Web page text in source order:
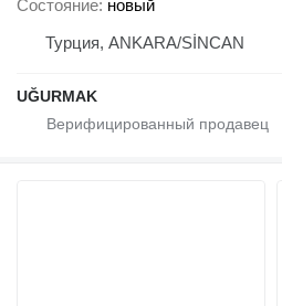
Состояние новый
Турция, ANKARA/SİNCAN
UĞURMAK